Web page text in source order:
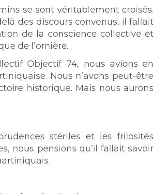
se sont véritablement croisés.
des discours convenus, il fallait
de la conscience collective et
de l’ornière.
Objectif 74, nous avions en
Nous n’avons peut-être
historique. Mais nous aurons
stériles et les frilosités
nous pensions qu’il fallait savoir